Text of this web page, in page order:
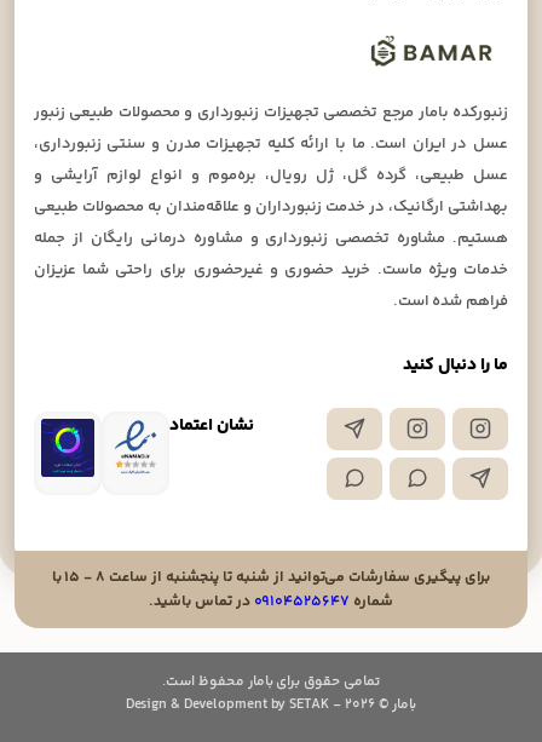
ما را دنبال کنید
نشان اعتماد
زنبورکده بامار مرجع تخصصی تجهیزات زنبورداری و محصولات طبیعی زنبور
عسل در ایران است. ما با ارائه کلیه تجهیزات مدرن و سنتی زنبورداری،
عسل طبیعی، گرده گل، ژل رویال، بره‌موم و انواع لوازم آرایشی و
بهداشتی ارگانیک، در خدمت زنبورداران و علاقه‌مندان به محصولات طبیعی
هستیم. مشاوره تخصصی زنبورداری و مشاوره درمانی رایگان از جمله
خدمات ویژه ماست. خرید حضوری و غیرحضوری برای راحتی شما عزیزان
فراهم شده است.
برای پیگیری سفارشات می‌توانید از شنبه تا پنجشنبه از ساعت ۸ - ۱۵ با
شماره ۰۹۱۰۴۵۲۵۶۴۷در تماس باشید.
تمامی حقوق برای بامار محفوظ است.
بامار © 2026 - Design & Development by SETAK